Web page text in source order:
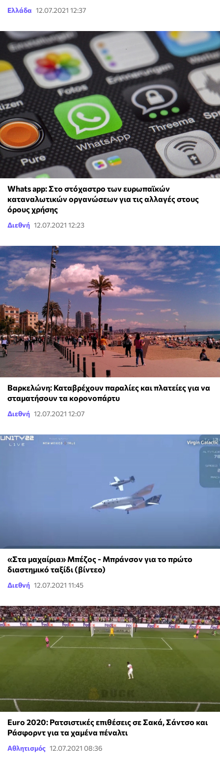
Ελλάδα 12.07.2021 12:37
Whats app: Στο στόχαστρο των ευρωπαϊκών
καταναλωτικών οργανώσεων για τις αλλαγές στους
όρους χρήσης
Διεθνή 12.07.2021 12:23
Βαρκελώνη: Καταβρέχουν παραλίες και πλατείες για να
σταματήσουν τα κορονοπάρτυ
Διεθνή 12.07.2021 12:07
«Στα μαχαίρια» Μπέζος - Μπράνσον για το πρώτο
διαστημικό ταξίδι (βίντεο)
Διεθνή 12.07.2021 11:45
Euro 2020: Ρατσιστικές επιθέσεις σε Σακά, Σάντσο και
Ράσφορντ για τα χαμένα πέναλτι
Αθλητισμός 12.07.2021 08:36